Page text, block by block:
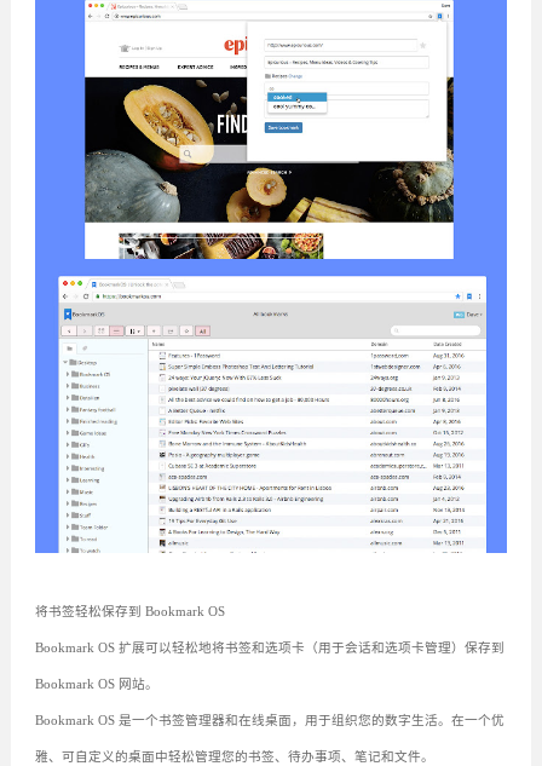
将书签轻松保存到 Bookmark OS
Bookmark OS 扩展可以轻松地将书签和选项卡（用于会话和选项卡管理）保存到
Bookmark OS 网站。
Bookmark OS 是一个书签管理器和在线桌面，用于组织您的数字生活。在一个优
雅、可自定义的桌面中轻松管理您的书签、待办事项、笔记和文件。